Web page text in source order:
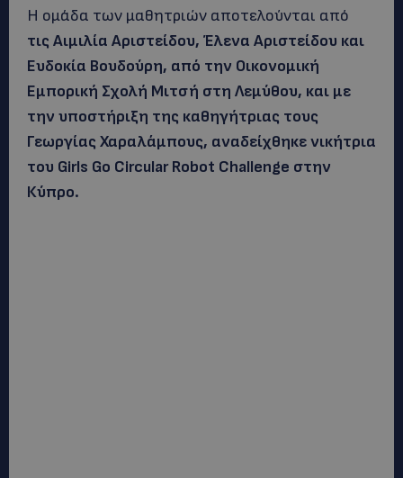
Η ομάδα των μαθητριών αποτελούνται από
τις Αιμιλία Αριστείδου, Έλενα Αριστείδου και
Ευδοκία Βουδούρη, από την Οικονομική
Εμπορική Σχολή Μιτσή στη Λεμύθου, και με
την υποστήριξη της καθηγήτριας τους
Γεωργίας Χαραλάμπους, αναδείχθηκε νικήτρια
του Girls Go Circular Robot Challenge στην
Κύπρο.